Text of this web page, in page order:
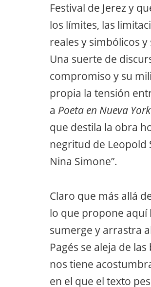
Festival de Jerez y
los límites, las
reales y simbólicos
Una suerte de
compromiso y su
propia la tensión
a Poeta en Nueva York
que destila la obra
negritud de Leopold
Nina Simone”.
Claro que más allá
lo que propone aquí
sumerge y arrastra
Pagés se aleja de
nos tiene
en el que el texto